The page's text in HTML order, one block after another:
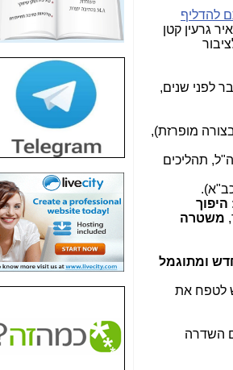
להדליף
גרעין קטן
לפני שנים,
בצורה מופרזת),
בצה"ל, תהליכים
היפוך
משטרה
ומתוגמל
לטפח את
השדרה
חשיפת חשד לשחיתות
הדומה לזו של "תיק
הסלולר -כאן
חשיפת מה שלא
רוצים שתדעו בעניין
פריסת אנלימיטד
(בניחוח בלתי נסבל) -
כאן
חשיפה: איוב קרא
אישר לקבוצת סלקום
בדיוק מה שביבי אישר
כאן
האם השר איוב קרא
היה צריך בכלל לחתום
האם ביבי וקרא קבלו
בכלל תמורה עבור
ההטבות הרגולטוריות